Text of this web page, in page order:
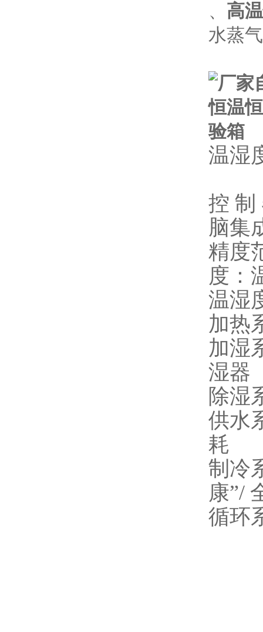
、 高
水蒸
温湿
控 制
脑集
精度
度：
温湿
加热
加湿
湿器
除湿
供水
耗
制冷
康”/
循环